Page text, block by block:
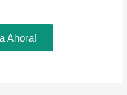
Ahora!